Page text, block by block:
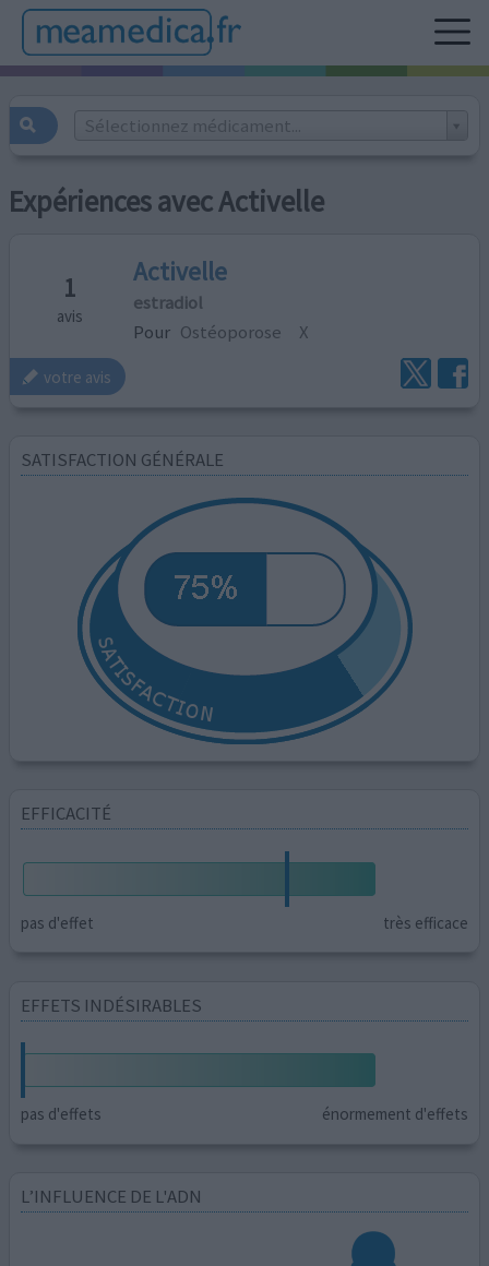
Sélectionnez médicament...
Expériences avec Activelle
1
avis
Activelle
estradiol
Pour Ostéoporose X
votre avis
SATISFACTION GÉNÉRALE
EFFICACITÉ
pas d'effet très efficace
EFFETS INDÉSIRABLES
pas d'effets énormement d'effets
L’INFLUENCE DE L'ADN